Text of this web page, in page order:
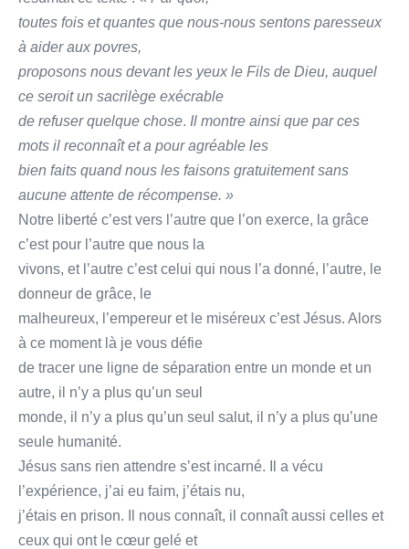
toutes fois et quantes que nous-nous sentons paresseux
à aider aux povres,
proposons nous devant les yeux le Fils de Dieu, auquel
ce seroit un sacrilège exécrable
de refuser quelque chose. Il montre ainsi que par ces
mots il reconnaît et a pour agréable les
bien faits quand nous les faisons gratuitement sans
aucune attente de récompense. »
Notre liberté c’est vers l’autre que l’on exerce, la grâce
c’est pour l’autre que nous la
vivons, et l’autre c’est celui qui nous l’a donné, l’autre, le
donneur de grâce, le
malheureux, l’empereur et le miséreux c’est Jésus. Alors
à ce moment là je vous défie
de tracer une ligne de séparation entre un monde et un
autre, il n’y a plus qu’un seul
monde, il n’y a plus qu’un seul salut, il n’y a plus qu’une
seule humanité.
Jésus sans rien attendre s’est incarné. Il a vécu
l’expérience, j’ai eu faim, j’étais nu,
j’étais en prison. Il nous connaît, il connaît aussi celles et
ceux qui ont le cœur gelé et